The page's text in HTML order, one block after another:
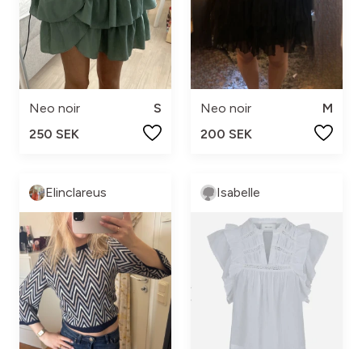
Neo noir
S
250 SEK
Neo noir
M
200 SEK
Elinclareus Isabelle